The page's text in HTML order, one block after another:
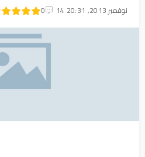
14 نوفمبر 2013, 20:31 0 1
2
3
4
5